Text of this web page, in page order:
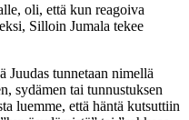
oli, että kun reagoiva
Silloin Jumala tekee
Juudas tunnetaan nimellä
sydämen tai tunnustuksen
luemme, että häntä kutsuttiin